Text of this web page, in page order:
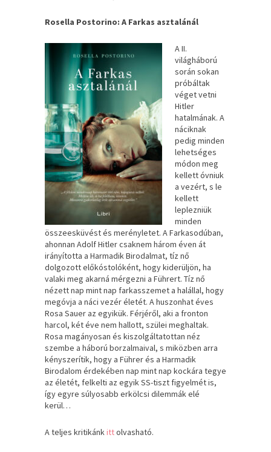
Rosella Postorino: A Farkas asztalánál
A ​II.
világháború
során sokan
próbáltak
véget vetni
Hitler
hatalmának. A
náciknak
pedig minden
lehetséges
módon meg
kellett óvniuk
a vezért, s le
kellett
leplezniük
minden
összeesküvést és merényletet. A Farkasodúban,
ahonnan Adolf Hitler csaknem három éven át
irányította a Harmadik Birodalmat, tíz nő
dolgozott előkóstolóként, hogy kiderüljön, ha
valaki meg akarná mérgezni a Führert. Tíz nő
nézett nap mint nap farkasszemet a halállal, hogy
megóvja a náci vezér életét. A huszonhat éves
Rosa Sauer az egyikük. Férjéről, aki a fronton
harcol, két éve nem hallott, szülei meghaltak.
Rosa magányosan és kiszolgáltatottan néz
szembe a háború borzalmaival, s miközben arra
kényszerítik, hogy a Führer és a Harmadik
Birodalom érdekében nap mint nap kockára tegye
az életét, felkelti az egyik SS-tiszt figyelmét is,
így egyre súlyosabb erkölcsi dilemmák elé
kerül…
A teljes kritikánkittolvasható.